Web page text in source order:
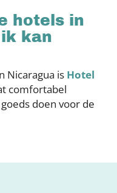
hotels in
kan
Nicaragua is Hotel
comfortabel
doen voor de